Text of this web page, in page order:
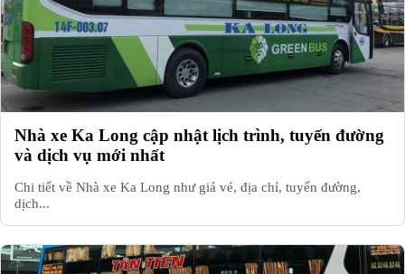
Nhà xe Ka Long cập nhật lịch trình, tuyến đường
và dịch vụ mới nhất
Chi tiết về Nhà xe Ka Long như giá vé, địa chỉ, tuyến đường,
dịch...